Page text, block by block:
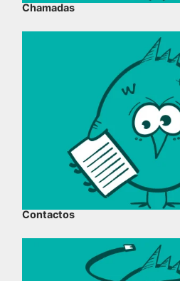
Chamadas
Contactos